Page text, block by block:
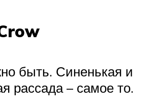
быть. Синенькая и
рассада – самое то.